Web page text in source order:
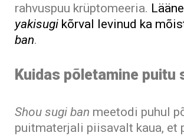
rahvuspuu krüptomeeria.
yakisugi kõrval levinud ka
ban.
Kuidas põletamine puitu
Shou sugi ban meetodi puhul
puitmaterjali piisavalt kaua, et